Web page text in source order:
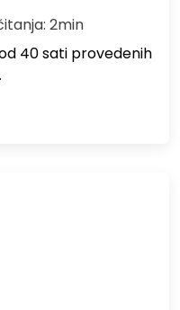
2min
40 sati provedenih